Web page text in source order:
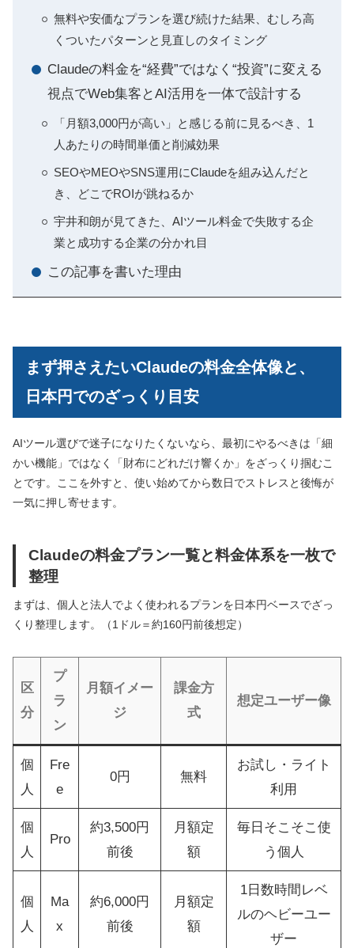
無料や安価なプランを選び続けた結果、むしろ高
くついたパターンと見直しのタイミング
Claudeの料金を“経費”ではなく“投資”に変える
視点でWeb集客とAI活用を一体で設計する
「月額3,000円が高い」と感じる前に見るべき、1
人あたりの時間単価と削減効果
SEOやMEOやSNS運用にClaudeを組み込んだと
き、どこでROIが跳ねるか
宇井和朗が見てきた、AIツール料金で失敗する企
業と成功する企業の分かれ目
この記事を書いた理由
まず押さえたいClaudeの料金全体像と、
日本円でのざっくり目安
AIツール選びで迷子になりたくないなら、最初にやるべきは「細
かい機能」ではなく「財布にどれだけ響くか」をざっくり掴むこ
とです。ここを外すと、使い始めてから数日でストレスと後悔が
一気に押し寄せます。
Claudeの料金プラン一覧と料金体系を一枚で
整理
まずは、個人と法人でよく使われるプランを日本円ベースでざっ
くり整理します。（1ドル＝約160円前後想定）
区
分
プ
ラ
ン
月額イメー
ジ
課金方
式
想定ユーザー像
個
人
Fre
e
0円 無料
お試し・ライト
利用
個
人
Pro
約3,500円
前後
月額定
額
毎日そこそこ使
う個人
個
人
Ma
x
約6,000円
前後
月額定
額
1日数時間レベ
ルのヘビーユー
ザー